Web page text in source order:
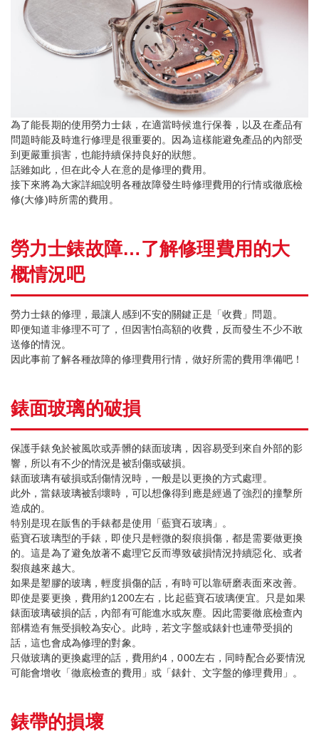
為了能長期的使用勞力士錶，在適當時候進行保養，以及在產品有
問題時能及時進行修理是很重要的。因為這樣能避免產品的內部受
到更嚴重損害，也能持續保持良好的狀態。
話雖如此，但在此令人在意的是修理的費用。
接下來將為大家詳細說明各種故障發生時修理費用的行情或徹底檢
修(大修)時所需的費用。
勞力士錶故障…了解修理費用的大
概情況吧
勞力士錶的修理，最讓人感到不安的關鍵正是「收費」問題。
即便知道非修理不可了，但因害怕高額的收費，反而發生不少不敢
送修的情況。
因此事前了解各種故障的修理費用行情，做好所需的費用準備吧！
錶面玻璃的破損
保護手錶免於被風吹或弄髒的錶面玻璃，因容易受到來自外部的影
響，所以有不少的情況是被刮傷或破損。
錶面玻璃有破損或刮傷情況時，一般是以更換的方式處理。
此外，當錶玻璃被刮壞時，可以想像得到應是經過了強烈的撞擊所
造成的。
特別是現在販售的手錶都是使用「藍寶石玻璃」。
藍寶石玻璃型的手錶，即使只是輕微的裂痕損傷，都是需要做更換
的。這是為了避免放著不處理它反而導致破損情況持續惡化、或者
裂痕越來越大。
如果是塑膠的玻璃，輕度損傷的話，有時可以靠研磨表面來改善。
即使是要更換，費用約1200左右，比起藍寶石玻璃便宜。只是如果
錶面玻璃破損的話，內部有可能進水或灰塵。因此需要徹底檢查內
部構造有無受損較為安心。此時，若文字盤或錶針也連帶受損的
話，這也會成為修理的對象。
只做玻璃的更換處理的話，費用約4，000左右，同時配合必要情況
可能會增收「徹底檢查的費用」或「錶針、文字盤的修理費用」。
錶帶的損壞